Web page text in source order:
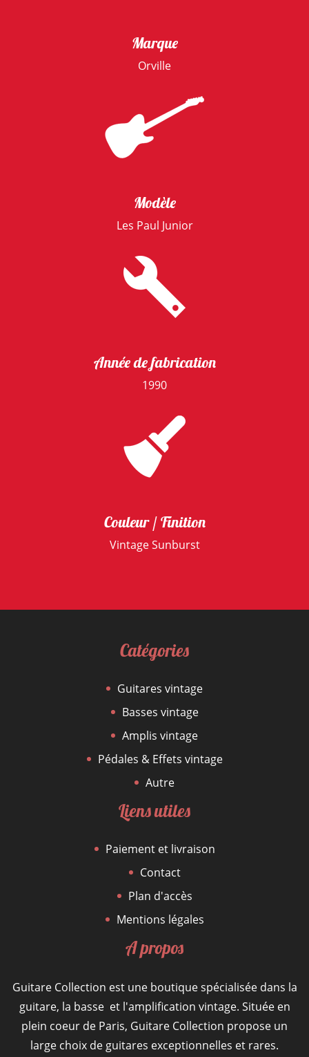
Marque
Orville
Modèle
Les Paul Junior
Année de fabrication
1990
Couleur / Finition
Vintage Sunburst
Catégories
Guitares vintage
Basses vintage
Amplis vintage
Pédales & Effets vintage
Autre
Liens utiles
Paiement et livraison
Contact
Plan d'accès
Mentions légales
A propos
Guitare Collection est une boutique spécialisée dans la
guitare, la basse et l'amplification vintage. Située en
plein coeur de Paris, Guitare Collection propose un
large choix de guitares exceptionnelles et rares.